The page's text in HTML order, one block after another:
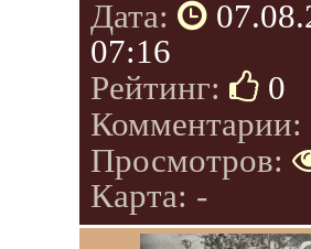
Дата:
07:16
Рейтинг:
0
Комментарии:
Просмотров:
Карта: -